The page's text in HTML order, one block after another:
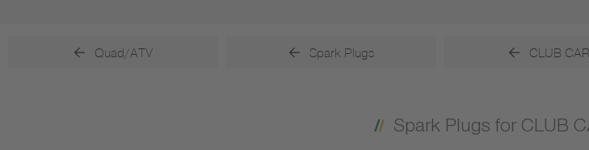
Quad/ATV Spark Plugs CLUB CAR
Spark Plugs for CLUB